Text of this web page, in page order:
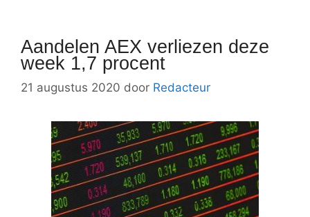
Aandelen AEX verliezen deze
week 1,7 procent
21 augustus 2020 door Redacteur